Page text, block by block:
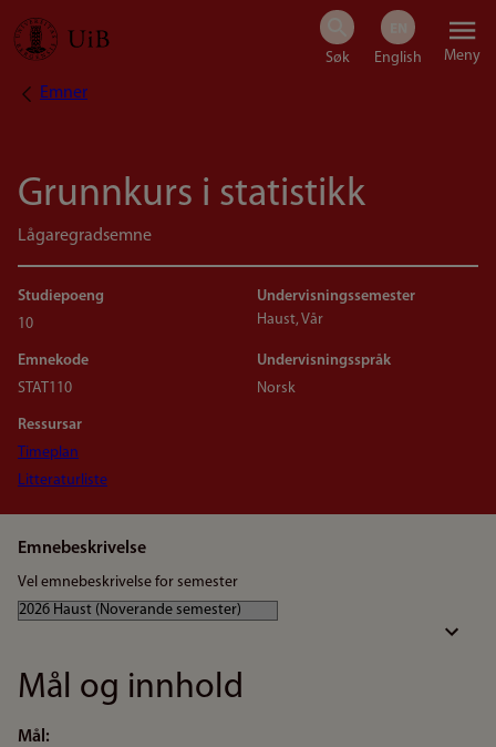
Hopp
Meny
Navigasjonssti
Emner
Grunnkurs i statistikk
Lågaregradsemne
Studiepoeng
10
Undervisningssemester
Haust, Vår
Emnekode
STAT110
Undervisningsspråk
Norsk
Ressursar
Timeplan
Litteraturliste
Emnebeskrivelse
Vel emnebeskrivelse for semester
Mål og innhold
Mål: